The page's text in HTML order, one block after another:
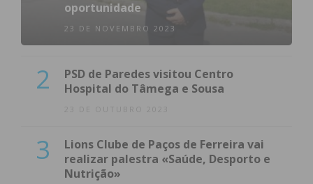
oportunidade
23 DE NOVEMBRO 2023
2
PSD de Paredes visitou Centro
Hospital do Tâmega e Sousa
23 DE OUTUBRO 2023
3
Lions Clube de Paços de Ferreira vai
realizar palestra «Saúde, Desporto e
Nutrição»